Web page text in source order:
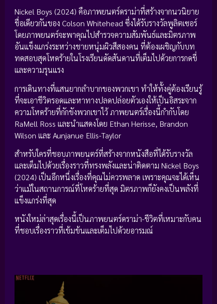
Nickel Boys (2024) คือภาพยนตร์ดราม่าที่สร้างจากนวนิยาย
ชื่อเดียวกันของ Colson Whitehead ซึ่งได้รับรางวัลพูลิตเซอร์
โดยภาพยนตร์จะพาคุณไปสำรวจความสัมพันธ์และมิตรภาพ
อันแข็งแกร่งระหว่างชายหนุ่มผิวสีสองคน ที่ต้องเผชิญกับบท
ทดสอบสุดโหดร้ายในโรงเรียนดัดสันดานที่เต็มไปด้วยการกดขี่
และความรุนแรง
การเดินทางที่แสนยากลำบากของพวกเขา ทำให้ทั้งคู่ต้องเรียนรู้
ที่จะเอาชีวิตรอดและหาทางปลดปล่อยตัวเองให้เป็นอิสระจาก
ความโหดร้ายที่กักขังพวกเขาไว้ ภาพยนตร์เรื่องนี้กำกับโดย
RaMell Ross และนำแสดงโดย Ethan Herisse, Brandon
Wilson และ Aunjanue Ellis-Taylor
สำหรับใครที่ชอบภาพยนตร์ที่สร้างจากหนังสือที่ได้รับรางวัล
และเต็มไปด้วยเรื่องราวที่ทรงพลังและน่าติดตาม Nickel Boys
(2024) เป็นอีกหนึ่งเรื่องที่คุณไม่ควรพลาด เพราะคุณจะได้เห็น
ว่าแม้ในสถานการณ์ที่โหดร้ายที่สุด มิตรภาพก็ยังคงเป็นพลังที่
แข็งแกร่งที่สุด
หนังใหม่ล่าสุดเรื่องนี้เป็นภาพยนตร์ดราม่า-ชีวิตที่เหมาะกับคน
ที่ชอบเรื่องราวที่เข้มข้นและเต็มไปด้วยอารมณ์